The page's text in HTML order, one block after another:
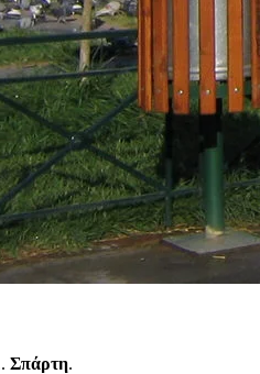
Σπάρτη.